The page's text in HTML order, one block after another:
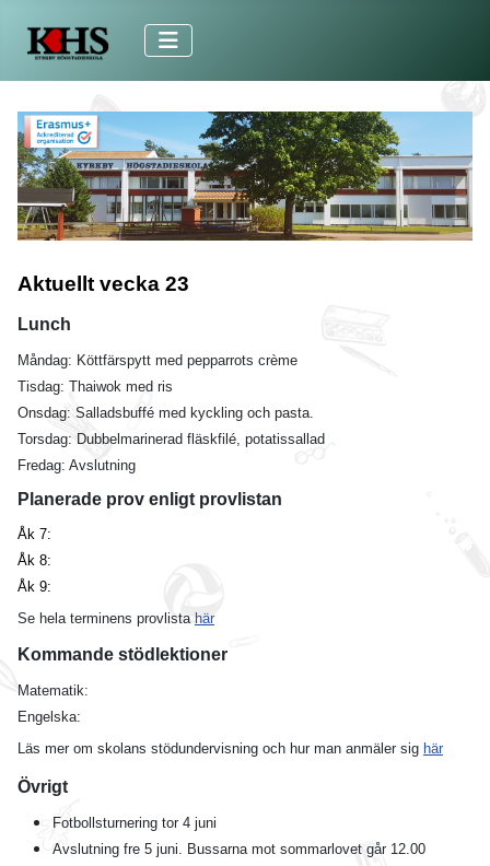
Aktuellt vecka 23
Lunch
Måndag: Köttfärspytt med pepparrots crème
Tisdag: Thaiwok med ris
Onsdag: Salladsbuffé med kyckling och pasta.
Torsdag: Dubbelmarinerad fläskfilé, potatissallad
Fredag: Avslutning
Planerade prov enligt provlistan
Åk 7:
Åk 8:
Åk 9:
Se hela terminens provlista här
Kommande stödlektioner
Matematik:
Engelska:
Läs mer om skolans stödundervisning och hur man anmäler sig här
Övrigt
Fotbollsturnering tor 4 juni
Avslutning fre 5 juni. Bussarna mot sommarlovet går 12.00